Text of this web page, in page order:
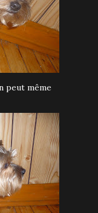
peut même